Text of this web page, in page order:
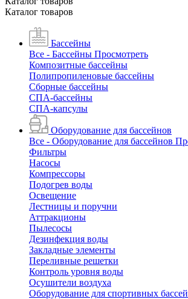
Каталог товаров
Бассейны
Все - Бассейны Просмотреть
Композитные бассейны
Полипропиленовые бассейны
Сборные бассейны
СПА-бассейны
СПА-капсулы
Оборудование для бассейнов
Все - Оборудование для бассейнов
Фильтры
Насосы
Компрессоры
Подогрев воды
Освещение
Лестницы и поручни
Аттракционы
Пылесосы
Дезинфекция воды
Закладные элементы
Переливные решетки
Контроль уровня воды
Осушители воздуха
Оборудование для спортивных